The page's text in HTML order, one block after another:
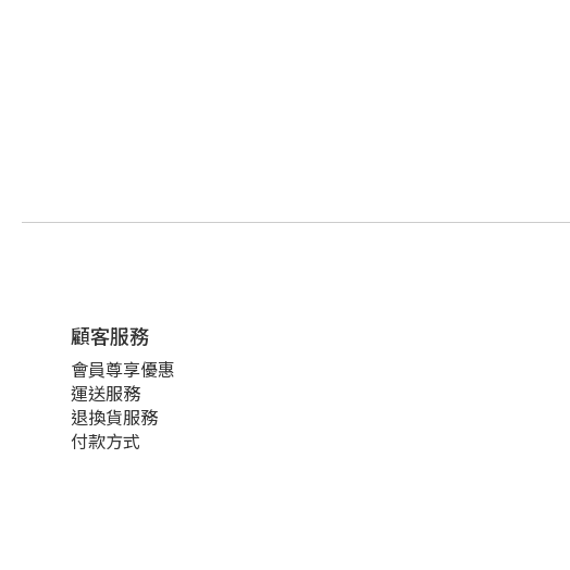
顧客服務
會員尊享優惠
運送服務
退換貨服務
付款方式